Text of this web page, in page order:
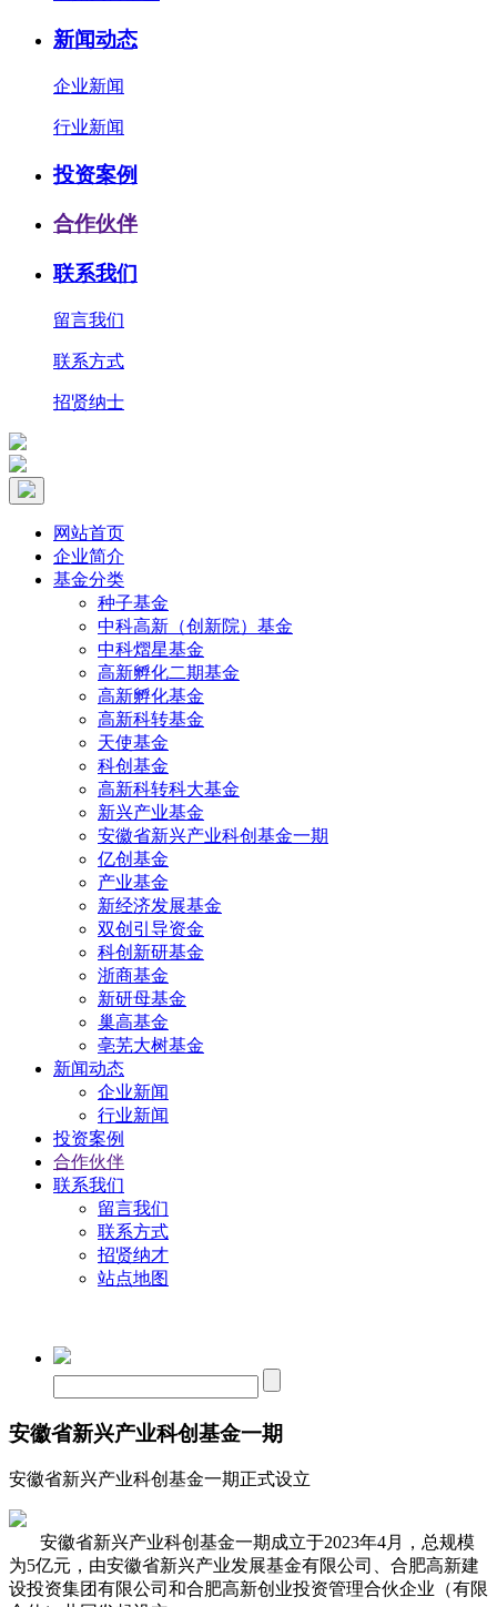
新闻动态
企业新闻
行业新闻
投资案例
合作伙伴
联系我们
留言我们
联系方式
招贤纳士
网站首页
企业简介
基金分类
种子基金
中科高新（创新院）基金
中科熠星基金
高新孵化二期基金
高新孵化基金
高新科转基金
天使基金
科创基金
高新科转科大基金
新兴产业基金
安徽省新兴产业科创基金一期
亿创基金
产业基金
新经济发展基金
双创引导资金
科创新研基金
浙商基金
新研母基金
巢高基金
亳芜大树基金
新闻动态
企业新闻
行业新闻
投资案例
合作伙伴
联系我们
留言我们
联系方式
招贤纳才
站点地图
安徽省新兴产业科创基金一期
安徽省新兴产业科创基金一期正式设立
安徽省新兴产业科创基金一期成立于2023年4月，总规模
为5亿元，由安徽省新兴产业发展基金有限公司、合肥高新建
设投资集团有限公司和合肥高新创业投资管理合伙企业（有限